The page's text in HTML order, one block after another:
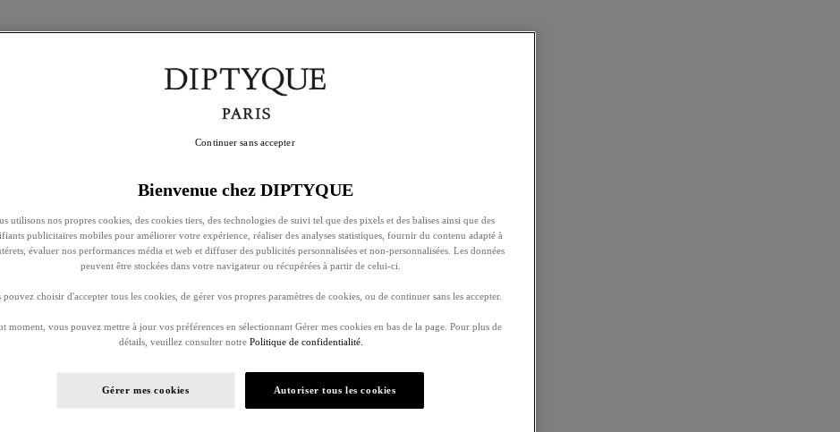
Bienvenue chez DIPTYQUE
utilisons nos propres cookies, des cookies tiers, des technologies de suivi tel que des pixels et des balises ainsi que des
publicitaires mobiles pour améliorer votre expérience, réaliser des analyses statistiques, fournir du contenu adapté à
évaluer nos performances média et web et diffuser des publicités personnalisées et non-personnalisées. Les données
peuvent être stockées dans votre navigateur ou récupérées à partir de celui-ci.
pouvez choisir d'accepter tous les cookies, de gérer vos propres paramètres de cookies, ou de continuer sans les accepter.
moment, vous pouvez mettre à jour vos préférences en sélectionnant Gérer mes cookies en bas de la page. Pour plus de
détails, veuillez consulter notre Politique de confidentialité.
Gérer mes cookies Autoriser tous les cookies
Continuer sans accepter